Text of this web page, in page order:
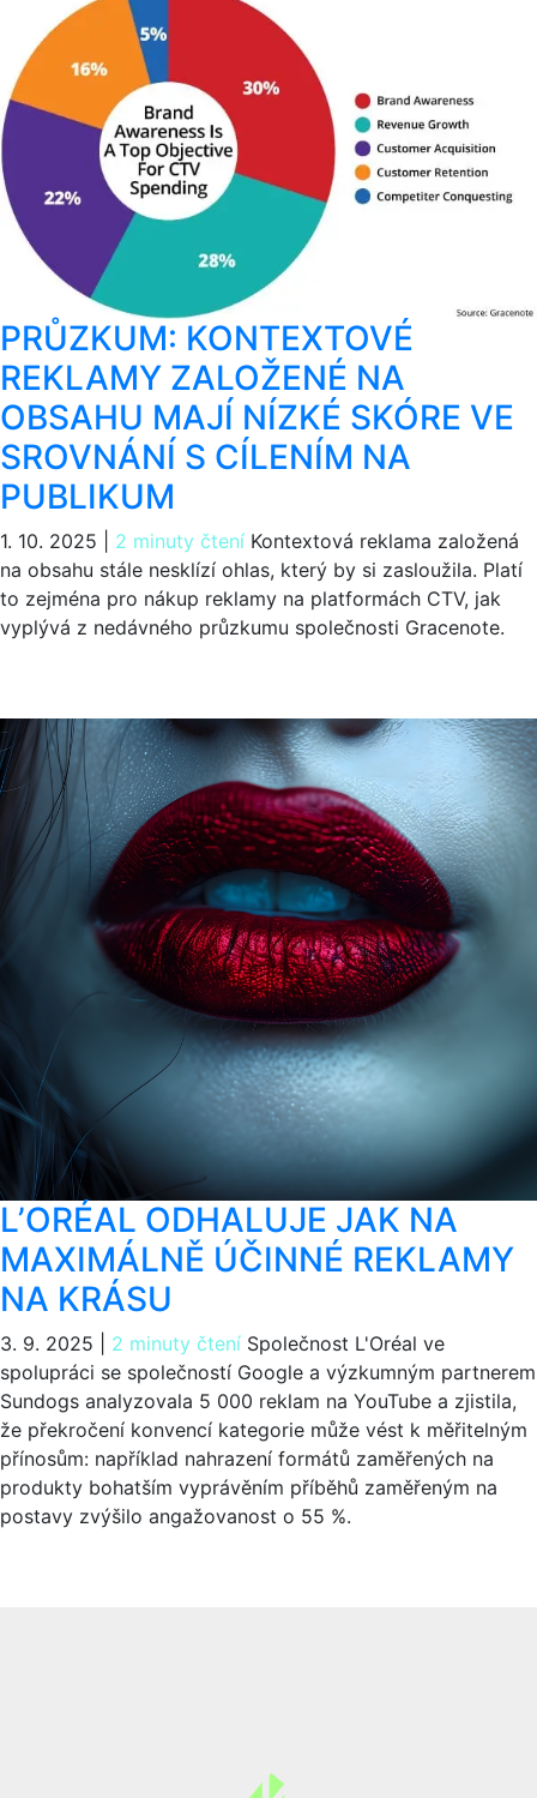
PRŮZKUM: KONTEXTOVÉ
REKLAMY ZALOŽENÉ NA
OBSAHU MAJÍ NÍZKÉ SKÓRE VE
SROVNÁNÍ S CÍLENÍM NA
PUBLIKUM
1. 10. 2025 2 minuty čtení Kontextová reklama založená
na obsahu stále nesklízí ohlas, který by si zasloužila. Platí
to zejména pro nákup reklamy na platformách CTV, jak
vyplývá z nedávného průzkumu společnosti Gracenote.
L’ORÉAL ODHALUJE JAK NA
MAXIMÁLNĚ ÚČINNÉ REKLAMY
NA KRÁSU
3. 9. 2025 2 minuty čtení Společnost L'Oréal ve
spolupráci se společností Google a výzkumným partnerem
Sundogs analyzovala 5 000 reklam na YouTube a zjistila,
že překročení konvencí kategorie může vést k měřitelným
přínosům: například nahrazení formátů zaměřených na
produkty bohatším vyprávěním příběhů zaměřeným na
postavy zvýšilo angažovanost o 55 %.